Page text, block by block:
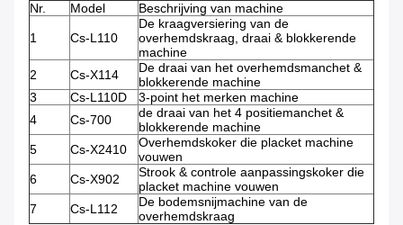
Nr.
Model Beschrijving van machine
1 Cs-L110
De kraagversiering van de
overhemdskraag, draai & blokkerende
machine
2
Cs-X114
De draai van het overhemdsmanchet &
blokkerende machine
3
Cs-L110D
3-point het merken machine
4
Cs-700
de draai van het 4 positiemanchet &
blokkerende machine
5
Cs-X2410
Overhemdskoker die placket machine
vouwen
6
Cs-X902
Strook & controle aanpassingskoker die
placket machine vouwen
7
Cs-L112
De bodemsnijmachine van de
overhemdskraag